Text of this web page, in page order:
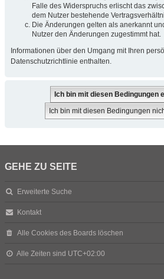
Falle des Widerspruchs erlischt das
dem Nutzer bestehende
Die Änderungen gelten als anerkannt
Nutzer den Änderungen zugestimmt hat.
Informationen über den Umgang mit Ihren
Datenschutzrichtlinie enthalten.
GEHE ZU SEITE
Erweiterte Suche
Kontakt
Alle Cookies des Boards löschen
Alle Zeiten sind UTC+02:00